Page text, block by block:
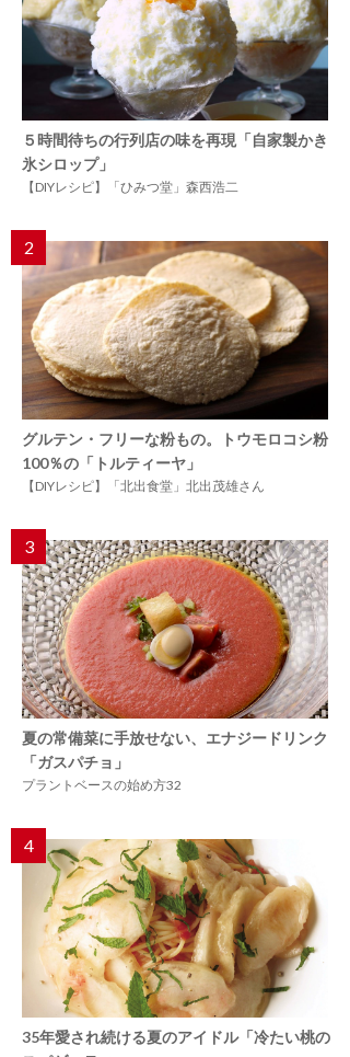
５時間待ちの行列店の味を再現「自家製かき
氷シロップ」
【DIYレシピ】「ひみつ堂」森西浩二
2
グルテン・フリーな粉もの。トウモロコシ粉
100％の「トルティーヤ」
【DIYレシピ】「北出食堂」北出茂雄さん
3
夏の常備菜に手放せない、エナジードリンク
「ガスパチョ」
プラントベースの始め方32
4
35年愛され続ける夏のアイドル「冷たい桃の